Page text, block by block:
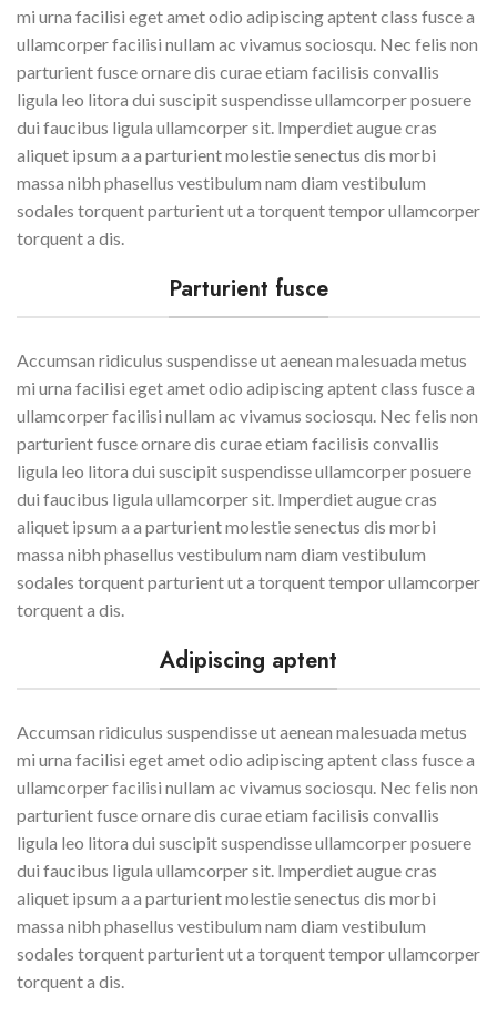
mi urna facilisi eget amet odio adipiscing aptent class fusce a
ullamcorper facilisi nullam ac vivamus sociosqu. Nec felis non
parturient fusce ornare dis curae etiam facilisis convallis
ligula leo litora dui suscipit suspendisse ullamcorper posuere
dui faucibus ligula ullamcorper sit. Imperdiet augue cras
aliquet ipsum a a parturient molestie senectus dis morbi
massa nibh phasellus vestibulum nam diam vestibulum
sodales torquent parturient ut a torquent tempor ullamcorper
torquent a dis.
Parturient fusce
Accumsan ridiculus suspendisse ut aenean malesuada metus
mi urna facilisi eget amet odio adipiscing aptent class fusce a
ullamcorper facilisi nullam ac vivamus sociosqu. Nec felis non
parturient fusce ornare dis curae etiam facilisis convallis
ligula leo litora dui suscipit suspendisse ullamcorper posuere
dui faucibus ligula ullamcorper sit. Imperdiet augue cras
aliquet ipsum a a parturient molestie senectus dis morbi
massa nibh phasellus vestibulum nam diam vestibulum
sodales torquent parturient ut a torquent tempor ullamcorper
torquent a dis.
Adipiscing aptent
Accumsan ridiculus suspendisse ut aenean malesuada metus
mi urna facilisi eget amet odio adipiscing aptent class fusce a
ullamcorper facilisi nullam ac vivamus sociosqu. Nec felis non
parturient fusce ornare dis curae etiam facilisis convallis
ligula leo litora dui suscipit suspendisse ullamcorper posuere
dui faucibus ligula ullamcorper sit. Imperdiet augue cras
aliquet ipsum a a parturient molestie senectus dis morbi
massa nibh phasellus vestibulum nam diam vestibulum
sodales torquent parturient ut a torquent tempor ullamcorper
torquent a dis.